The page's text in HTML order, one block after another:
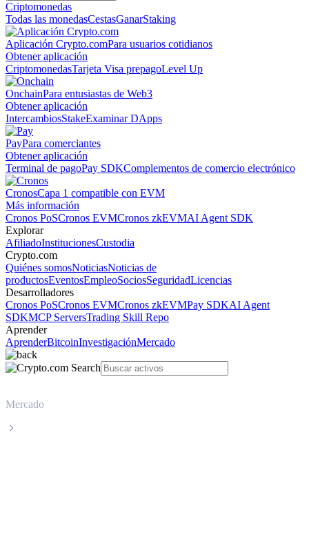
Criptomonedas
Todas las monedasCestasGanarStaking
Aplicación Crypto.comPara usuarios cotidianos
Obtener aplicación
CriptomonedasTarjeta Visa prepagoLevel Up
OnchainPara entusiastas de Web3
Obtener aplicación
IntercambiosStakeExaminar DApps
PayPara comerciantes
Obtener aplicación
Terminal de pagoPay SDKComplementos de comercio electrónico
CronosCapa 1 compatible con EVM
Más información
Cronos PoSCronos EVMCronos zkEVMAI Agent SDK
Explorar
AfiliadoInstitucionesCustodia
Crypto.com
Quiénes somosNoticiasNoticias de
productosEventosEmpleoSociosSeguridadLicencias
Desarrolladores
Cronos PoSCronos EVMCronos zkEVMPay SDKAI Agent
SDKMCP ServersTrading Skill Repo
Aprender
AprenderBitcoinInvestigaciónMercado
Mercado